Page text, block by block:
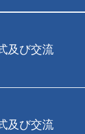
及び交流
及び交流